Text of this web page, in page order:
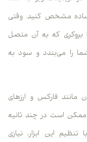
مشخص کنید. وقتی
بروکری که به آن متصل
را می‌بندد و سود به
مانند فارکس و ارزهای
ممکن است در چند ثانیه
این ابزار، نیازی